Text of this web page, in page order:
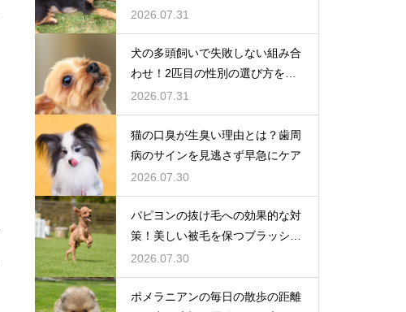
トの謎
2026.07.31
犬の多頭飼いで失敗しない組み合
わせ！2匹目の性別の選び方を解
説
2026.07.31
猫の口臭が生臭い理由とは？歯周
病のサインを見逃さず早急にケア
2026.07.30
パピヨンの抜け毛への効果的な対
策！美しい被毛を保つブラッシン
グ
2026.07.30
ポメラニアンの毎日の散歩の距離